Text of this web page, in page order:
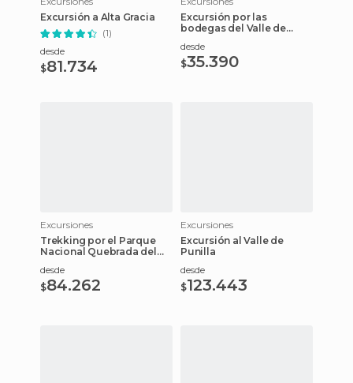
Excursión a Alta Gracia
(1)
desde
$81.734
Excursión por las
bodegas del Valle de
desde
$35.390
Excursiones
Trekking por el Parque
Nacional Quebrada del
desde
$84.262
Excursiones
Excursión al Valle de
Punilla
desde
$123.443